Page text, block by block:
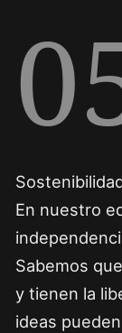
En nuestro
Sabemos
y tienen la
ideas